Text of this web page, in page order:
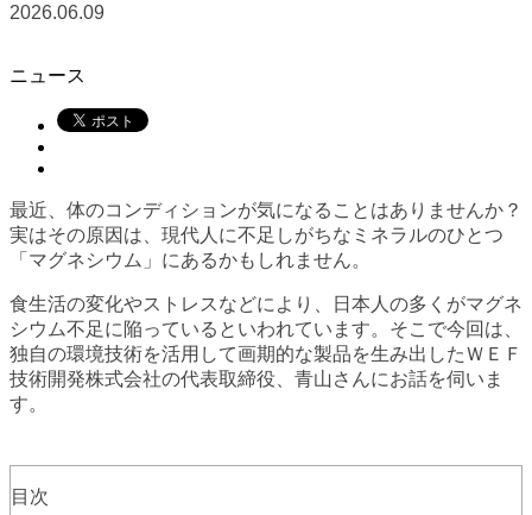
2026.06.09
ニュース
最近、体のコンディションが気になることはありませんか？
実はその原因は、現代人に不足しがちなミネラルのひとつ
「マグネシウム」にあるかもしれません。
食生活の変化やストレスなどにより、日本人の多くがマグネ
シウム不足に陥っているといわれています。そこで今回は、
独自の環境技術を活用して画期的な製品を生み出したＷＥＦ
技術開発株式会社の代表取締役、青山さんにお話を伺いま
す。
目次